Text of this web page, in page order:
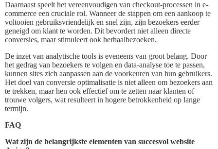
Daarnaast speelt het vereenvoudigen van checkout-processen in e-
commerce een cruciale rol. Wanneer de stappen om een aankoop te
voltooien gebruiksvriendelijk en snel zijn, zijn bezoekers eerder
geneigd om klant te worden. Dit bevordert niet alleen directe
conversies, maar stimuleert ook herhaalbezoeken.
De inzet van analytische tools is eveneens van groot belang. Door
het gedrag van bezoekers te volgen en data-analyse toe te passen,
kunnen sites zich aanpassen aan de voorkeuren van hun gebruikers.
Het doel van conversie optimalisatie is niet alleen om bezoekers aan
te trekken, maar hen ook effectief om te zetten naar klanten of
trouwe volgers, wat resulteert in hogere betrokkenheid op lange
termijn.
FAQ
Wat zijn de belangrijkste elementen van succesvol website